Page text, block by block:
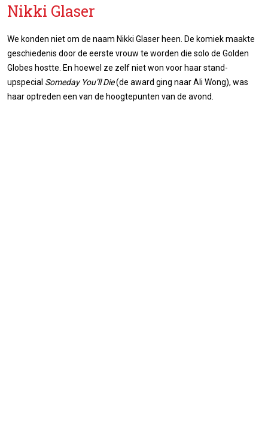
Nikki Glaser
We konden niet om de naam Nikki Glaser heen. De komiek maakte
geschiedenis door de eerste vrouw te worden die solo de Golden
Globes hostte. En hoewel ze zelf niet won voor haar stand-
upspecial Someday You’ll Die(de award ging naar Ali Wong), was
haar optreden een van de hoogtepunten van de avond.